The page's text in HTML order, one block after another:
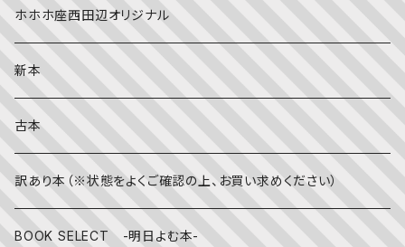
英語
夏
文字のない絵本
英語の絵本
写真絵本
映画
伝統文化・技法
靴下
日記・手帳
CD
文房具
その他
ホホホ座西田辺オリジナル
新本
古本
訳あり本（※状態をよくご確認の上、お買い求めください）
BOOK SELECT -明日よむ本-